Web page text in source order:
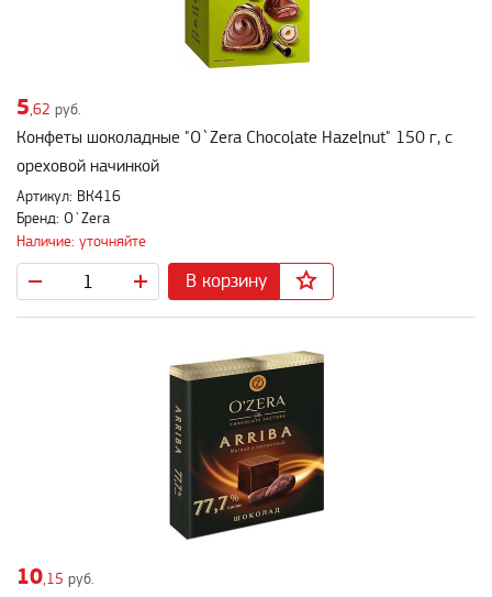
5 ,62 руб.
Конфеты шоколадные "O`Zera Chocolate Hazelnut" 150 г, с
ореховой начинкой
Артикул: ВК416
Бренд: O`Zera
Наличие: уточняйте
В корзину
10,15 руб.